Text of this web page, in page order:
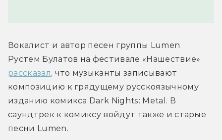
Вокалист и автор песен группы Lumen
рассказал, что музыканты записывают
композицию к грядущему русскоязычному
изданию комикса Dark Nights: Metal. В
саундтрек к комиксу войдут также и старые
песни Lumen.